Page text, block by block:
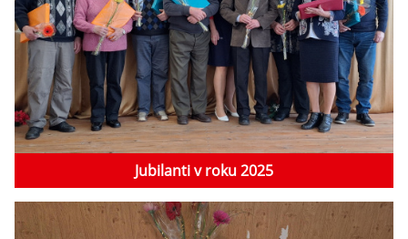
Jubilanti v roku 2025